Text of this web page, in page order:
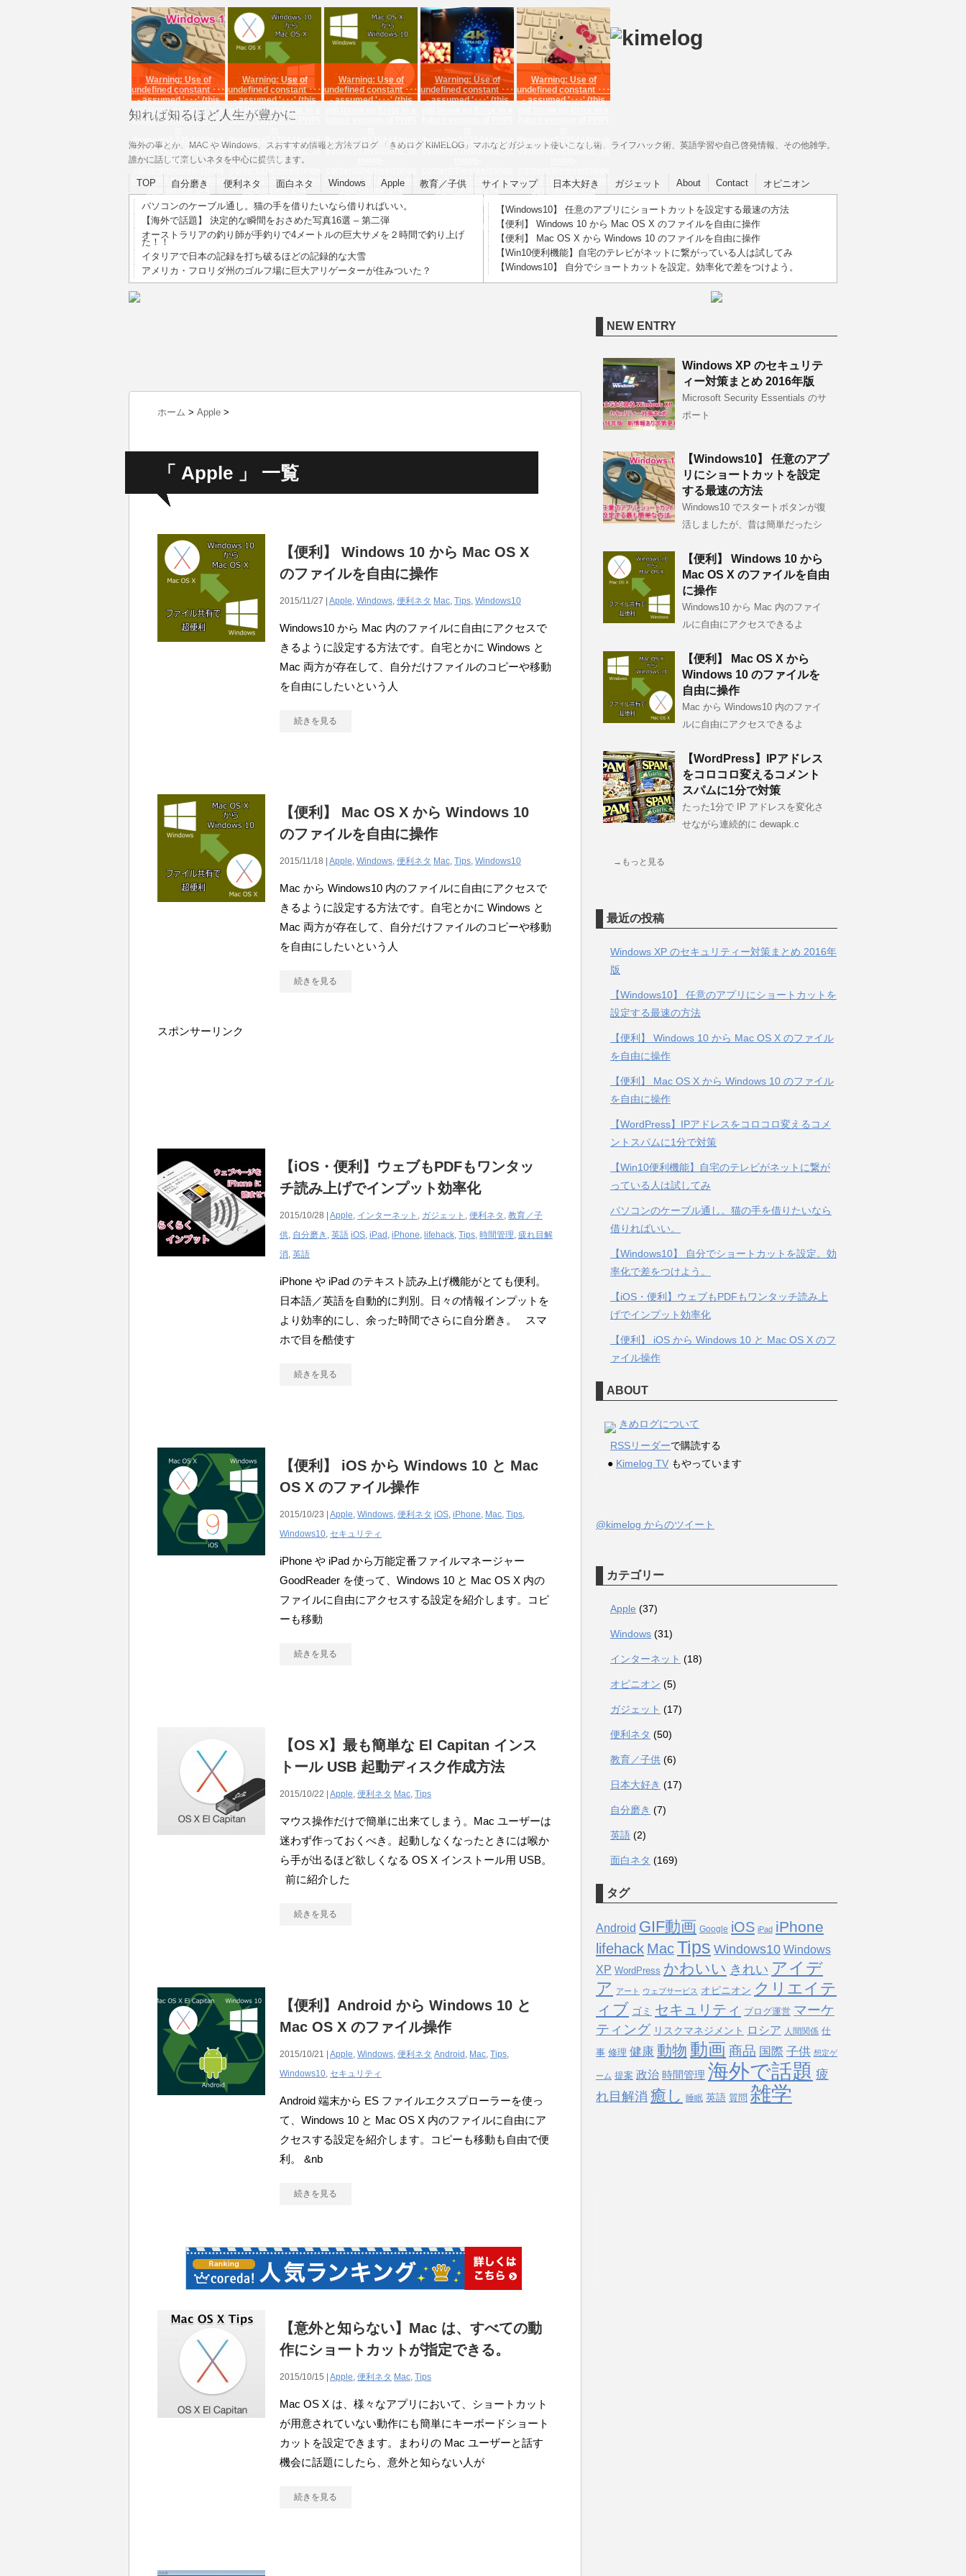
Warning: Use of
undefined constant ･･･
- assumed '･･･' (this
will throw an Error in a
future version of PHP)
/home/xs5335444/mak
eyoufree.net/public_ht
ml/wp-
r3ver20140124/header
.php on line174
【Windows10】 任意の
アプリにショートカッ
トを設定する･･･
Warning: Use of
undefined constant ･･･
- assumed '･･･' (this
will throw an Error in a
future version of PHP)
/home/xs5335444/mak
eyoufree.net/public_ht
ml/wp-
r3ver20140124/header
.php
on line 174
【便利】 Windows 10
から Mac OS X のフ
ァ･･･
Warning: Use of
undefined constant ･･･
- assumed '･･･' (this
/home/xs5335444/mak
eyoufree.net/public_ht
r3ver20140124/header
on line 174
【便利】 Mac OS X か
ら Windows 10 のフ
ァ･･･
Warning: Use of
undefined constant ･･･
- assumed '･･･' (this
/home/xs5335444/mak
eyoufree.net/public_ht
r3ver20140124/header
.php on line
174
【Win10便利機能】自
宅のテレビがネットに
繋がっている人は試･･･
Warning: Use of
undefined constant ･･･
- assumed '･･･' (this
/home/xs5335444/mak
eyoufree.net/public_ht
r3ver20140124/header
.php
on line174
ショートカットを設
定。効率化で差･･･
知れば知るほど人生が豊かに
海外の事とか、MAC や Windows、スおすすめ情報と方法ブログ 「きめログ KIMELOG」マホなどガジェット使いこなし術、ライフハック術、英語学習や自己啓発情報、その他雑学。
誰かに話して楽しいネタを中心に提供します。
TOP 自分磨き 便利ネタ 面白ネタ Windows Apple 教育／子供 サイトマップ 日本大好き ガジェット About Contact オピニオン
パソコンのケーブル通し。猫の手を借りたいなら借りればいい。
【海外で話題】 決定的な瞬間をおさめた写真16選 – 第二弾
オーストラリアの釣り師が手釣りで4メートルの巨大サメを２時間で釣り上げ
た！！
イタリアで日本の記録を打ち破るほどの記録的な大雪
アメリカ・フロリダ州のゴルフ場に巨大アリゲーターが住みついた？
【Windows10】 任意のアプリにショートカットを設定する最速の方法
【便利】 Windows 10 から Mac OS X のファイルを自由に操作
【便利】 Mac OS X から Windows 10 のファイルを自由に操作
【Win10便利機能】自宅のテレビがネットに繋がっている人は試してみ
【Windows10】 自分でショートカットを設定。効率化で差をつけよう。
ホーム > Apple >
「 Apple 」 一覧
【便利】 Windows 10 から Mac OS X
のファイルを自由に操作
2015/11/27 | Apple, Windows, 便利ネタ Mac, Tips, Windows10
Windows10 から Mac 内のファイルに自由にアクセスで
きるように設定する方法です。自宅とかに Windows と
Mac 両方が存在して、自分だけファイルのコピーや移動
を自由にしたいという人
続きを見る
【便利】 Mac OS X から Windows 10
のファイルを自由に操作
2015/11/18 | Apple, Windows, 便利ネタ Mac, Tips, Windows10
Mac から Windows10 内のファイルに自由にアクセスで
きるように設定する方法です。自宅とかに Windows と
Mac 両方が存在して、自分だけファイルのコピーや移動
を自由にしたいという人
続きを見る
スポンサーリンク
【iOS・便利】ウェブもPDFもワンタッ
チ読み上げでインプット効率化
2015/10/28 | Apple, インターネット , ガジェット , 便利ネタ , 教育／子
供, 自分磨き , 英語 iOS, iPad , iPhone, lifehack, Tips, 時間管理, 疲れ目解
消, 英語
iPhone や iPad のテキスト読み上げ機能がとても便利。
日本語／英語を自動的に判別。日々の情報インプットを
より効率的にし、余った時間でさらに自分磨き。 スマ
ホで目を酷使す
続きを見る
【便利】 iOS から Windows 10 と Mac
OS X のファイル操作
2015/10/23 | Apple, Windows, 便利ネタ iOS, iPhone, Mac, Tips,
Windows10, セキュリティ
iPhone や iPad から万能定番ファイルマネージャー
GoodReader を使って、Windows 10 と Mac OS X 内の
ファイルに自由にアクセスする設定を紹介します。コピ
ーも移動
続きを見る
【OS X】最も簡単な El Capitan インス
トール USB 起動ディスク作成方法
2015/10/22 | Apple, 便利ネタ Mac, Tips
マウス操作だけで簡単に出来てしまう。Mac ユーザーは
迷わず作っておくべき。起動しなくなったときには喉か
ら手が出るほど欲しくなる OS X インストール用 USB。
前に紹介した
続きを見る
【便利】Android から Windows 10 と
Mac OS X のファイル操作
2015/10/21 | Apple, Windows, 便利ネタ Android , Mac, Tips,
Windows10, セキュリティ
Android 端末から ES ファイルエクスプローラーを使っ
て、Windows 10 と Mac OS X 内のファイルに自由にア
クセスする設定を紹介します。コピーも移動も自由で便
利。 &nb
続きを見る
【意外と知らない】Mac は、すべての動
作にショートカットが指定できる。
2015/10/15 | Apple, 便利ネタ Mac, Tips
Mac OS X は、様々なアプリにおいて、ショートカット
が用意されていない動作にも簡単にキーボードショート
カットを設定できます。まわりの Mac ユーザーと話す
機会に話題にしたら、意外と知らない人が
続きを見る
NEW ENTRY
Windows XP のセキュリテ
ィー対策まとめ 2016年版
Microsoft Security Essentials のサ
ポート
【Windows10】 任意のアプ
リにショートカットを設定
する最速の方法
Windows10 でスタートボタンが復
活しましたが、昔は簡単だったシ
【便利】 Windows 10 から
Mac OS X のファイルを自由
に操作
Windows10 から Mac 内のファイ
ルに自由にアクセスできるよ
【便利】 Mac OS X から
Windows 10 のファイルを
自由に操作
Mac から Windows10 内のファイ
ルに自由にアクセスできるよ
【WordPress】IPアドレス
をコロコロ変えるコメント
スパムに1分で対策
たった1分で IP アドレスを変化さ
せながら連続的に dewapk.c
→もっと見る
最近の投稿
Windows XP のセキュリティー対策まとめ 2016年
版
【Windows10】 任意のアプリにショートカットを
設定する最速の方法
【便利】 Windows 10 から Mac OS X のファイル
を自由に操作
【便利】 Mac OS X から Windows 10 のファイル
を自由に操作
【WordPress】IPアドレスをコロコロ変えるコメ
ントスパムに1分で対策
【Win10便利機能】自宅のテレビがネットに繋が
っている人は試してみ
パソコンのケーブル通し。猫の手を借りたいなら
借りればいい。
【Windows10】 自分でショートカットを設定。効
率化で差をつけよう。
【iOS・便利】ウェブもPDFもワンタッチ読み上
げでインプット効率化
【便利】 iOS から Windows 10 と Mac OS X のフ
ァイル操作
ABOUT
きめログについて
RSSリーダーで購読する
● Kimelog TV もやっています
@kimelog からのツイート
カテゴリー
Apple (37)
Windows (31)
インターネット (18)
オピニオン (5)
ガジェット (17)
便利ネタ (50)
教育／子供 (6)
日本大好き (17)
自分磨き (7)
英語 (2)
面白ネタ (169)
タグ
Android GIF動画 Google iOS iPad iPhone
lifehack MacTips Windows10 Windows
XP WordPress かわいい きれい アイデ
ア
アート ウェブサービス オピニオン クリエイテ
ィブ ゴミ セキュリティ ブログ運営 マーケ
ティング リスクマネジメント ロシア 人間関係 仕
事 修理 健康 動物 動画 商品 国際 子供 想定ゲ
ーム 提案 政治 時間管理 海外で話題 疲
れ目解消 癒し 睡眠 英語 質問 雑学